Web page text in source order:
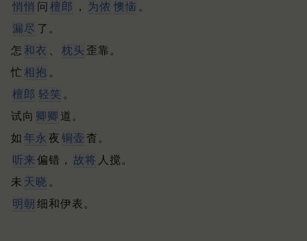
悄悄 问 檀郎 ， 为侬 懊恼 。
漏尽 了。
怎 和衣 枕头 歪靠。
忙 相抱 。
檀郎 轻笑 。
试向 卿卿 道。
如 年永 夜 铜壶 杳。
听来 偏错， 故将 人搅。
未 天晓 。
明朝 细和伊表。